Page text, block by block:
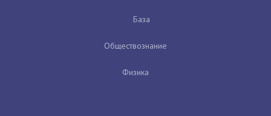
База
Обществознание
Физика